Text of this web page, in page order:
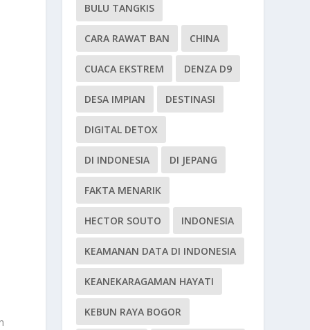
BULU TANGKIS
CARA RAWAT BAN CHINA
CUACA EKSTREM DENZA D9
DESA IMPIAN DESTINASI
DIGITAL DETOX
DI INDONESIA DI JEPANG
FAKTA MENARIK
HECTOR SOUTO INDONESIA
KEAMANAN DATA DI INDONESIA
KEANEKARAGAMAN HAYATI
KEBUN RAYA BOGOR